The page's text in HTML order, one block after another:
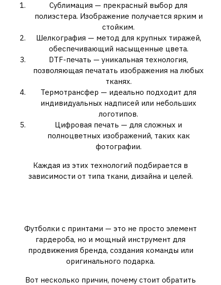
Сублимация — прекрасный выбор для
полиэстера. Изображение получается ярким и
стойким.
Шелкография — метод для крупных тиражей,
обеспечивающий насыщенные цвета.
DTF-печать — уникальная технология,
позволяющая печатать изображения на любых
тканях.
Термотрансфер — идеально подходит для
индивидуальных надписей или небольших
логотипов.
Цифровая печать — для сложных и
полноцветных изображений, таких как
фотографии.
Каждая из этих технологий подбирается в
зависимости от типа ткани, дизайна и целей.
Футболки с принтами — это не просто элемент
гардероба, но и мощный инструмент для
продвижения бренда, создания команды или
оригинального подарка.
Вот несколько причин, почему стоит обратить